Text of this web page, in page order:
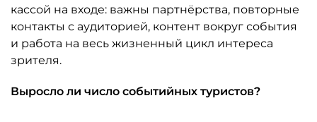
кассой на входе: важны партнёрства, повторные
контакты с аудиторией, контент вокруг события
и работа на весь жизненный цикл интереса
зрителя.
Выросло ли число событийных туристов?